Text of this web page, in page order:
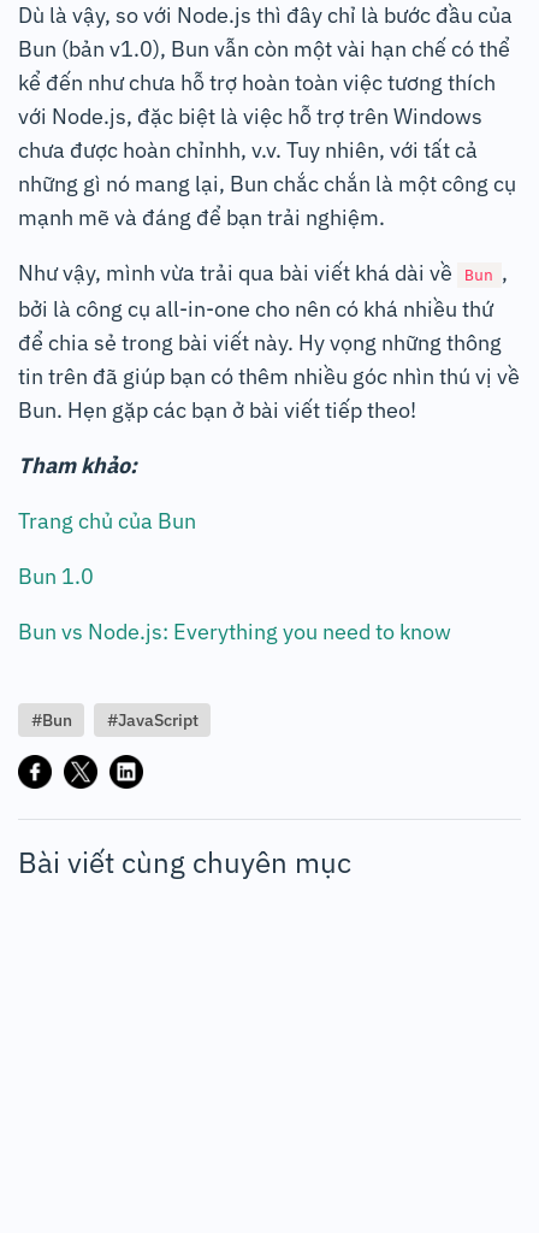
Dù là vậy, so với Node.js thì đây chỉ là bước đầu của
Bun (bản v1.0), Bun vẫn còn một vài hạn chế có thể
kể đến như chưa hỗ trợ hoàn toàn việc tương thích
với Node.js, đặc biệt là việc hỗ trợ trên Windows
chưa được hoàn chỉnhh, v.v. Tuy nhiên, với tất cả
những gì nó mang lại, Bun chắc chắn là một công cụ
mạnh mẽ và đáng để bạn trải nghiệm.
Như vậy, mình vừa trải qua bài viết khá dài về
Bun ,
bởi là công cụ all-in-one cho nên có khá nhiều thứ
để chia sẻ trong bài viết này. Hy vọng những thông
tin trên đã giúp bạn có thêm nhiều góc nhìn thú vị về
Bun. Hẹn gặp các bạn ở bài viết tiếp theo!
Tham khảo:
Trang chủ của Bun
Bun 1.0
Bun vs Node.js: Everything you need to know
#Bun #JavaScript
Bài viết cùng chuyên mục